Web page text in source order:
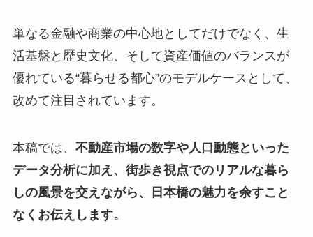
単なる金融や商業の中心地としてだけでなく、生
活基盤と歴史文化、そして資産価値のバランスが
優れている“暮らせる都心”のモデルケースとして、
改めて注目されています。
本稿では、 不動産市場の数字や人口動態といった
データ分析に加え、街歩き視点でのリアルな暮ら
しの風景を交えながら、日本橋の魅力を余すこと
なくお伝えします。